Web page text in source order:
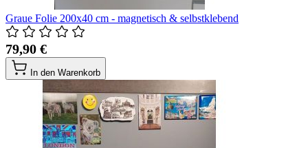
Graue Folie 200x40 cm - magnetisch & selbstklebend
79,90 €
In den Warenkorb